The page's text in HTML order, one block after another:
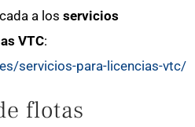
a los servicios
VTC:
servicios-para-licencias-vtc/
flotas